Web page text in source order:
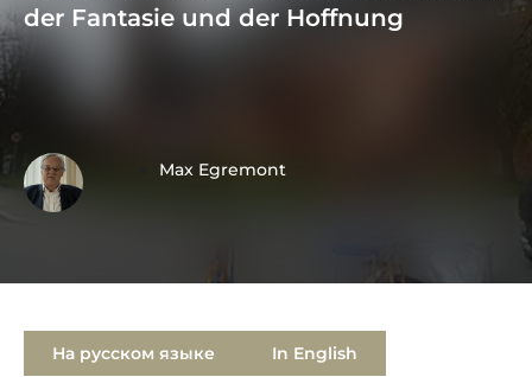
der Fantasie und der Hoffnung
Max Egremont
На русском языке In English